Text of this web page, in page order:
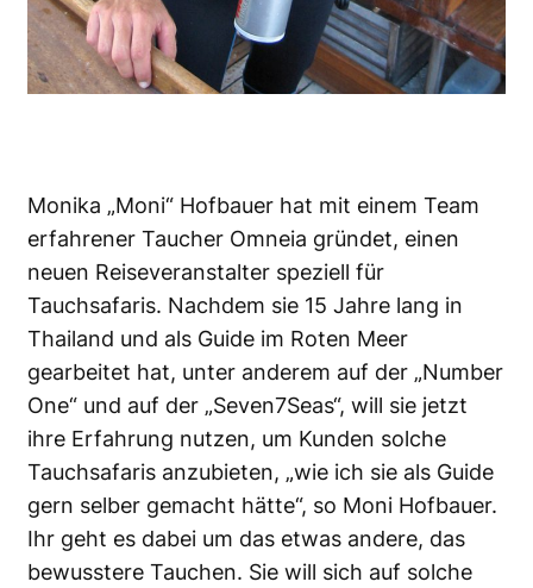
Monika „Moni“ Hofbauer hat mit einem Team
erfahrener Taucher Omneia gründet, einen
neuen Reiseveranstalter speziell für
Tauchsafaris. Nachdem sie 15 Jahre lang in
Thailand und als Guide im Roten Meer
gearbeitet hat, unter anderem auf der „Number
One“ und auf der „Seven7Seas“, will sie jetzt
ihre Erfahrung nutzen, um Kunden solche
Tauchsafaris anzubieten, „wie ich sie als Guide
gern selber gemacht hätte“, so Moni Hofbauer.
Ihr geht es dabei um das etwas andere, das
bewusstere Tauchen. Sie will sich auf solche